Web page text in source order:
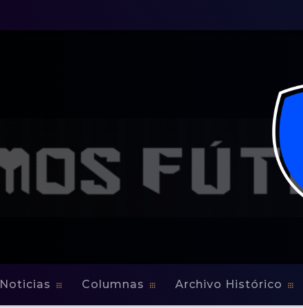
Noticias Columnas Archivo Histórico